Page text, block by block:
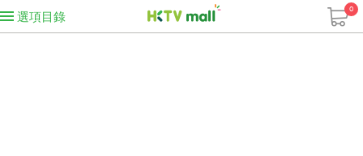
選項目錄
0